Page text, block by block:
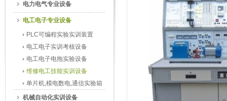
电力电气专业设备
电工电子专业设备
PLC可编程实验实训装置
电工电子实训考核设备
电工电子电拖实验设备
维修电工技能实训设备
单片机,模电数电,通信实验箱
机械自动化实训设备